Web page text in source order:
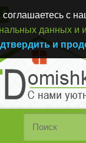
с
данных и
и